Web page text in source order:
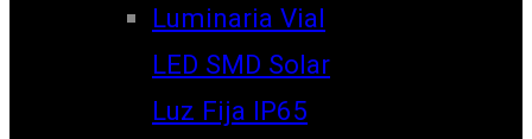
Luminaria Vial
LED SMD Solar
Luz Fija IP65